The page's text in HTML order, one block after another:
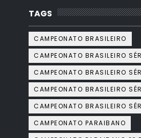
TAGS
CAMPEONATO BRASILEIRO
CAMPEONATO BRASILEIRO
CAMPEONATO BRASILEIRO
CAMPEONATO BRASILEIRO
CAMPEONATO BRASILEIRO
CAMPEONATO PARAIBANO